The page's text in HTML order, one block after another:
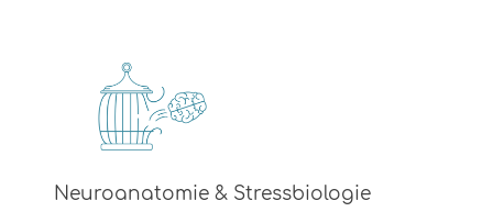
Neuroanatomie & Stressbiologie